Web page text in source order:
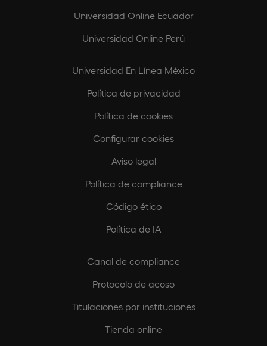
Universidad Online Ecuador
Universidad Online Perú
Universidad En Línea México
Política de privacidad
Política de cookies
Configurar cookies
Aviso legal
Política de compliance
Código ético
Política de IA
Canal de compliance
Protocolo de acoso
Titulaciones por instituciones
Tienda online